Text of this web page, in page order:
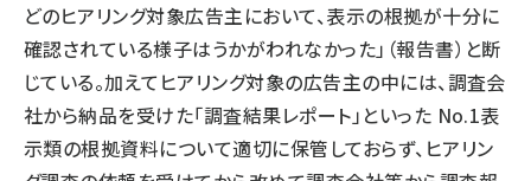
どのヒアリング対象広告主において、表示の根拠が十分に
確認されている様子はうかがわれなかった」（報告書）と断
じている。加えてヒアリング対象の広告主の中には、調査会
社から納品を受けた「調査結果レポート」といった No.1表
示類の根拠資料について適切に保管しておらず、ヒアリン